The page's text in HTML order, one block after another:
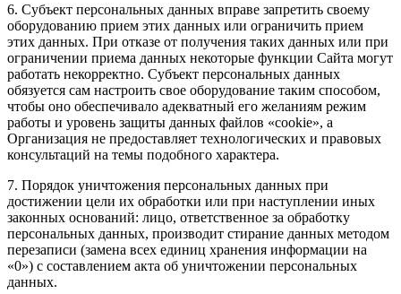
6. Субъект персональных данных вправе запретить своему
оборудованию прием этих данных или ограничить прием
этих данных. При отказе от получения таких данных или при
ограничении приема данных некоторые функции Сайта могут
работать некорректно. Субъект персональных данных
обязуется сам настроить свое оборудование таким способом,
чтобы оно обеспечивало адекватный его желаниям режим
работы и уровень защиты данных файлов «cookie», а
Организация не предоставляет технологических и правовых
консультаций на темы подобного характера.
7. Порядок уничтожения персональных данных при
достижении цели их обработки или при наступлении иных
законных оснований: лицо, ответственное за обработку
персональных данных, производит стирание данных методом
перезаписи (замена всех единиц хранения информации на
«0») с составлением акта об уничтожении персональных
данных.